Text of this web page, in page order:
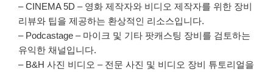
– CINEMA 5D – 영화 제작자와 비디오 제작자를 위한 장비
리뷰와 팁을 제공하는 환상적인 리소스입니다.
– Podcastage – 마이크 및 기타 팟캐스팅 장비를 검토하는
유익한 채널입니다.
– B&H 사진 비디오 – 전문 사진 및 비디오 장비 튜토리얼을